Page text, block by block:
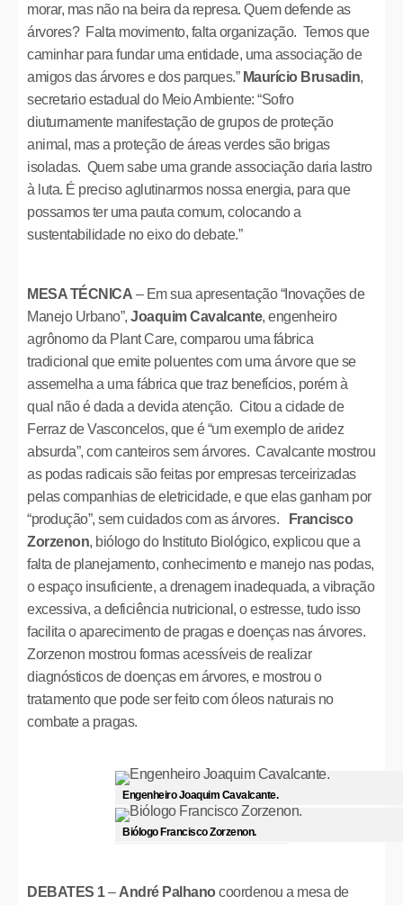
morar, mas não na beira da represa. Quem defende as
árvores? Falta movimento, falta organização. Temos que
caminhar para fundar uma entidade, uma associação de
amigos das árvores e dos parques.” Maurício Brusadin,
secretario estadual do Meio Ambiente: “Sofro
diuturnamente manifestação de grupos de proteção
animal, mas a proteção de áreas verdes são brigas
isoladas. Quem sabe uma grande associação daria lastro
à luta. É preciso aglutinarmos nossa energia, para que
possamos ter uma pauta comum, colocando a
sustentabilidade no eixo do debate.”
MESA TÉCNICA – Em sua apresentação “Inovações de
Manejo Urbano”, Joaquim Cavalcante, engenheiro
agrônomo da Plant Care, comparou uma fábrica
tradicional que emite poluentes com uma árvore que se
assemelha a uma fábrica que traz benefícios, porém à
qual não é dada a devida atenção. Citou a cidade de
Ferraz de Vasconcelos, que é “um exemplo de aridez
absurda”, com canteiros sem árvores. Cavalcante mostrou
as podas radicais são feitas por empresas terceirizadas
pelas companhias de eletricidade, e que elas ganham por
“produção”, sem cuidados com as árvores.
Francisco
Zorzenon, biólogo do Instituto Biológico, explicou que a
falta de planejamento, conhecimento e manejo nas podas,
o espaço insuficiente, a drenagem inadequada, a vibração
excessiva, a deficiência nutricional, o estresse, tudo isso
facilita o aparecimento de pragas e doenças nas árvores.
Zorzenon mostrou formas acessíveis de realizar
diagnósticos de doenças em árvores, e mostrou o
tratamento que pode ser feito com óleos naturais no
combate a pragas.
Engenheiro Joaquim Cavalcante.
Biólogo Francisco Zorzenon.
DEBATES 1– André Palhanocoordenou a mesa de